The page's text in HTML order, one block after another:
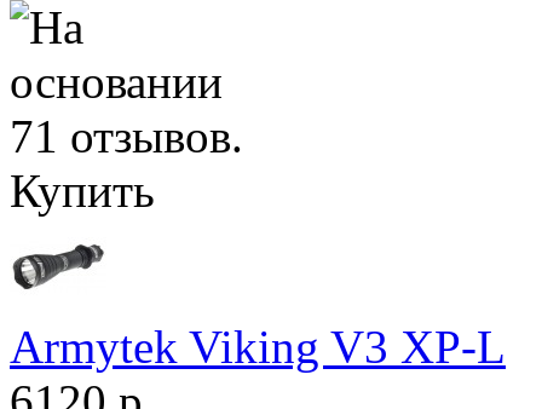
Купить
Armytek Viking V3 XP-L